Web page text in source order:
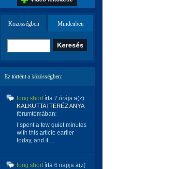
Közösségben Mindenben
Ez történt a közösségben:
long shortírta 7 órája a(z)
KALKUTTAI TERÉZ ANYA
fórumtémában:
I spent a few quiet minutes
with this article earlier
today, and it ...
long shortírta 6 napja a(z)